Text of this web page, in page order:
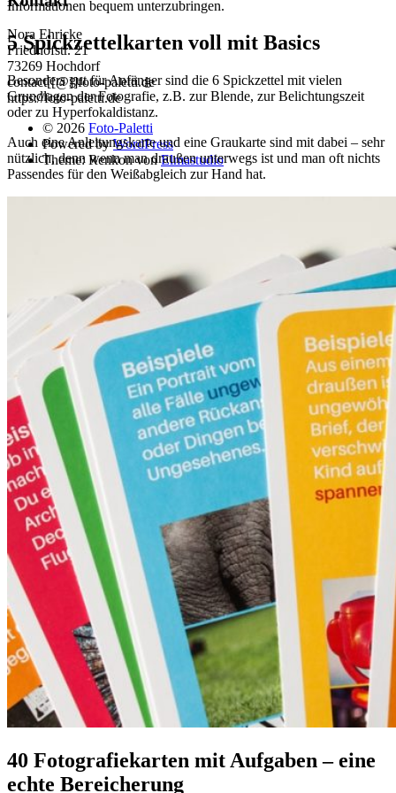
Informationen bequem unterzubringen.
5 Spickzettelkarten voll mit Basics
Besonders gut für Anfänger sind die 6 Spickzettel mit vielen
Grundlagen der Fotografie, z.B. zur Blende, zur Belichtungszeit
oder zu Hyperfokaldistanz.
Auch eine Anleitungskarte und eine Graukarte sind mit dabei – sehr
nützlich, denn wenn man draußen unterwegs ist und man oft nichts
Passendes für den Weißabgleich zur Hand hat.
40 Fotografiekarten mit Aufgaben – eine
echte Bereicherung
Nora Ehricke
Friedhofstr. 21
73269 Hochdorf
contact[[@]]foto-paletti.de
https://foto-paletti.de
© 2026 Foto-Paletti
Powered byWordPress
Theme: Renkon vonElmastudio
Menschen
Stadt und Land
Weitere Fotoblogs
Über mich
Impressum
Datenschutz
Suche
TAG CLOUD
Blogparade Blumen Buchempfehlung design
Farben Filter Fotoprojekt Frühling
Getestet
Gewinner
Herbst Interview Kreativität
Lightroom
lightroom tipps Makro Monochrom
Produkttest S-/W Schnee Schwarz-Weiß SEO Sommer
Stockfotografie Streetfotografie TopDogs
Verlosung Wasser Weiß